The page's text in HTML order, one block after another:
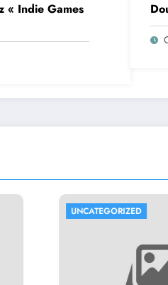
« Indie Games
UNCATEGORIZED